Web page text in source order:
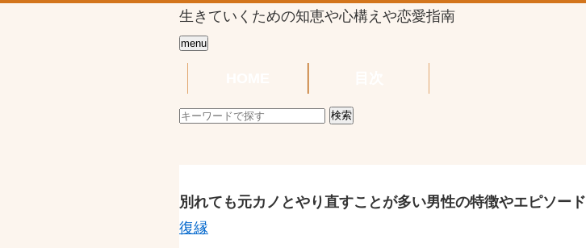
生きていくための知恵や心構えや恋愛指南
menu
別れても元カノとやり直すことが多い男性の特徴やエピソード
復縁